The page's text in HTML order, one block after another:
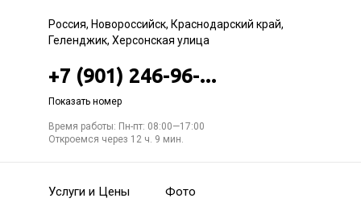
Россия, Новороссийск, Краснодарский край,
Геленджик, Херсонская улица
+7 (901) 246-96-...
Показать номер
Время работы: Пн-пт: 08:00—17:00
Откроемся через 12 ч. 9 мин.
Услуги и Цены Фото